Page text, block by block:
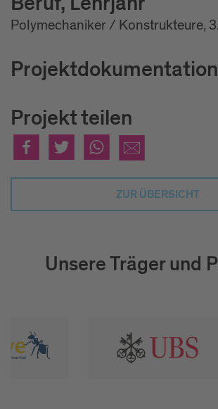
Polymechaniker / Konstrukteure,
Projektdokumentation
Projekt teilen
ZUR ÜBERSICHT
Unsere Träger und